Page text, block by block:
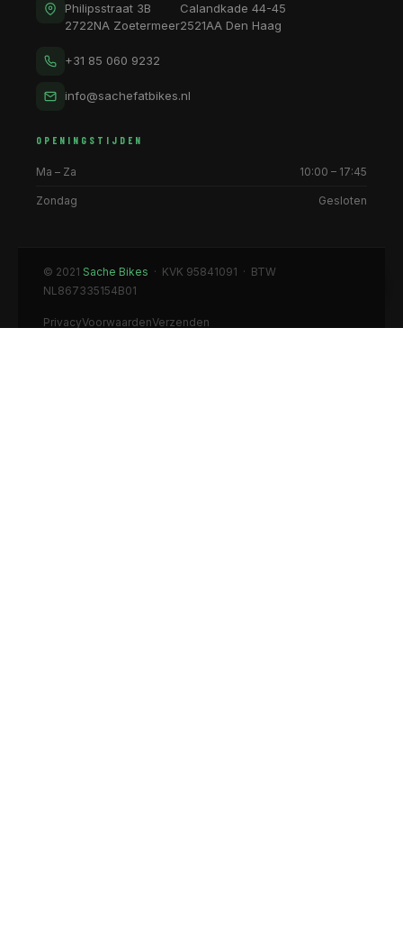
Philipsstraat 3B
2722NA Zoetermeer
Calandkade 44-45
2521AA Den Haag
+31 85 060 9232
info@sachefatbikes.nl
OPENINGSTIJDEN
Ma – Za 10:00 – 17:45
Zondag Gesloten
© 2021 Sache Bikes · KVK 95841091 · BTW
NL867335154B01
PrivacyVoorwaardenVerzenden